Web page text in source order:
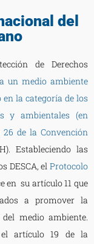
del
de Derechos
un medio ambiente
en la categoría de los
y ambientales (en
26 de la Convención
Estableciendo las
DESCA, el Protocolo
en su artículo 11 que
a promover la
medio ambiente.
el artículo 19 de la